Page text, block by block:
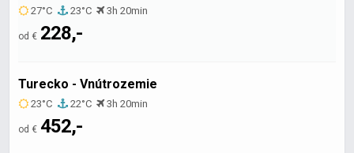
27°C 23°C 3h 20min
od € 228,-
Turecko - Vnútrozemie
23°C 22°C 3h 20min
od € 452,-